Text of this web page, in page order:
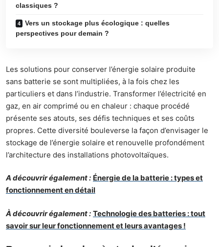
classiques ?
Vers un stockage plus écologique : quelles
perspectives pour demain ?
Les solutions pour conserver l’énergie solaire produite
sans batterie se sont multipliées, à la fois chez les
particuliers et dans l’industrie. Transformer l’électricité en
gaz, en air comprimé ou en chaleur : chaque procédé
présente ses atouts, ses défis techniques et ses coûts
propres. Cette diversité bouleverse la façon d’envisager le
stockage de l’énergie solaire et renouvelle profondément
l’architecture des installations photovoltaïques.
A découvrir également : Énergie de la batterie : types et
fonctionnement en détail
À découvrir également : Technologie des batteries : tout
savoir sur leur fonctionnement et leurs avantages !